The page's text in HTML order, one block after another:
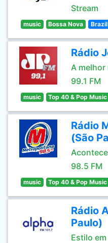
Stream
music Bossa Nova Brazil
Rádio
A melhor
99.1 FM
music Top 40 & Pop Music
Rádio
(São
98.5 FM
music Top 40 & Pop Music
Rádio
Paulo)
Estilo